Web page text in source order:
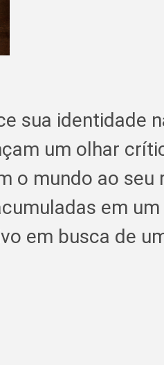
sua identidade
um olhar
o mundo ao
em
em busca de